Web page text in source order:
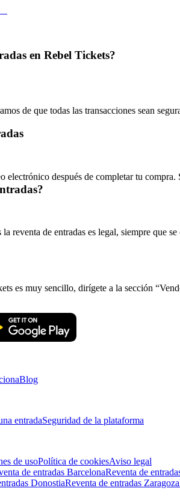
en Rebel Tickets?
de que todas las transacciones sean
electrónico después de completar tu
reventa de entradas es legal, siempre que
es muy sencillo, dirígete a la sección
Blog
entradaSeguridad de la plataforma
de usoPolítica de cookiesAviso legal
de entradas BarcelonaReventa de
DonostiaReventa de entradas Zaragoza